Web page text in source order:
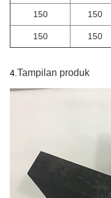
150 150
150 150
4. Tampilan produk